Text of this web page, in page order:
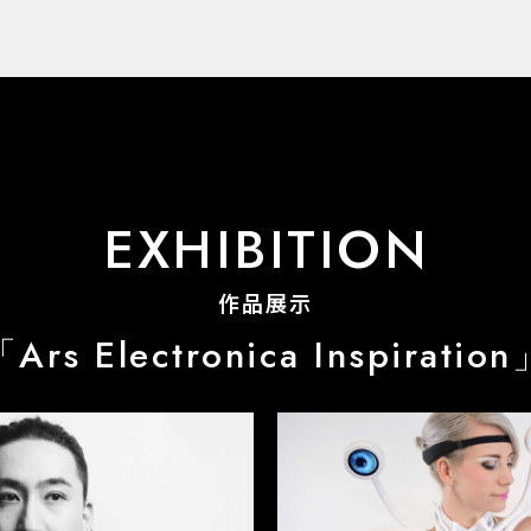
EXHIBITION
作品展示
「Ars Electronica Inspiration